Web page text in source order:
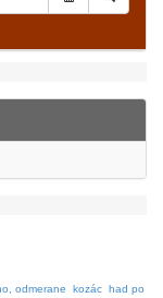
odmerane kozác had po